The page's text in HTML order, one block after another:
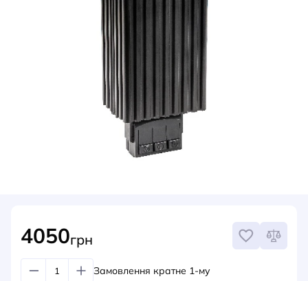
СИСТЕМИ ШИНОПРОВОДІВ ТА СТРУМОПРОВОДІВ
4050грн
Замовлення кратне 1-му